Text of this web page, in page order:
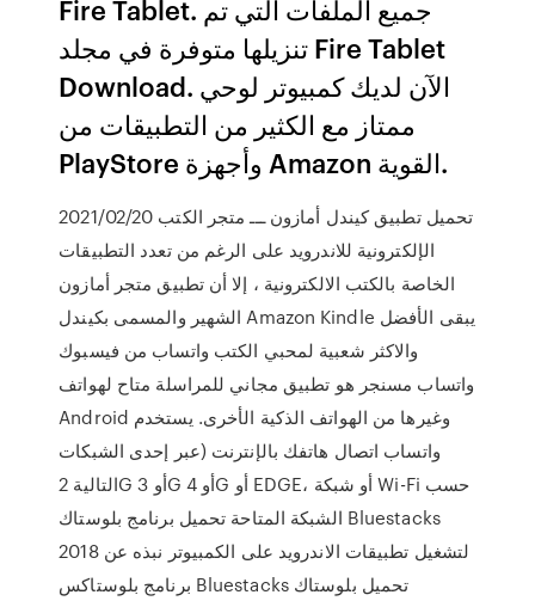
Fire Tablet. جميع الملفات التي تم
تنزيلها متوفرة في مجلد Fire Tablet
Download. الآن لديك كمبيوتر لوحي
ممتاز مع الكثير من التطبيقات من
PlayStore وأجهزة Amazon القوية.
2021/02/20 تحميل تطبيق كيندل أمازون ـــ متجر الكتب
الإلكترونية للاندرويد على الرغم من تعدد التطبيقات
الخاصة بالكتب الالكترونية ، إلا أن تطبيق متجر أمازون
الشهير والمسمى بكيندل Amazon Kindle يبقى الأفضل
والاكثر شعبية لمحبي الكتب واتساب من فيسبوك
واتساب مسنجر هو تطبيق مجاني للمراسلة متاح لهواتف
Android وغيرها من الهواتف الذكية الأخرى. يستخدم
واتساب اتصال هاتفك بالإنترنت (عبر إحدى الشبكات
التالية 2G أو 3G أو 4G أو EDGE، أو شبكة Wi-Fi حسب
الشبكة المتاحة تحميل برنامج بلوستاك Bluestacks
2018 لتشغيل تطبيقات الاندرويد على الكمبيوتر نبذه عن
برنامج بلوستاكس Bluestacks تحميل بلوستاك